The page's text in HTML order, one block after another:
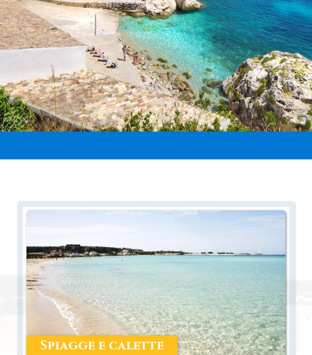
Spiagge e calette